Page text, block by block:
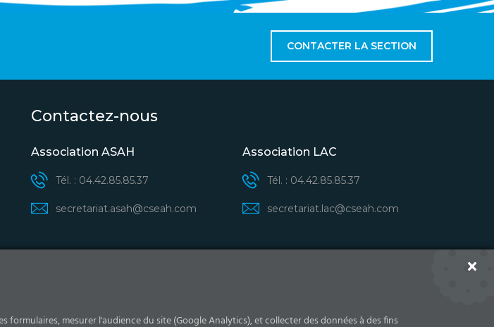
CONTACTER LA SECTION
Contactez-nous
Association ASAH
Tél. : 04.42.85.85.37
secretariat.asah@cseah.com
Association LAC
Tél. : 04.42.85.85.37
secretariat.lac@cseah.com
S'INSCRIRE
mesurer l'audience du site (Google Analytics), et collecter des données à des fins